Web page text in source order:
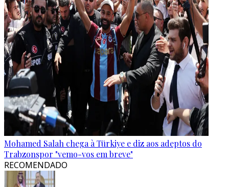
Mohamed Salah chega à Türkiye e diz aos adeptos do
Trabzonspor "vemo-vos em breve"
RECOMENDADO